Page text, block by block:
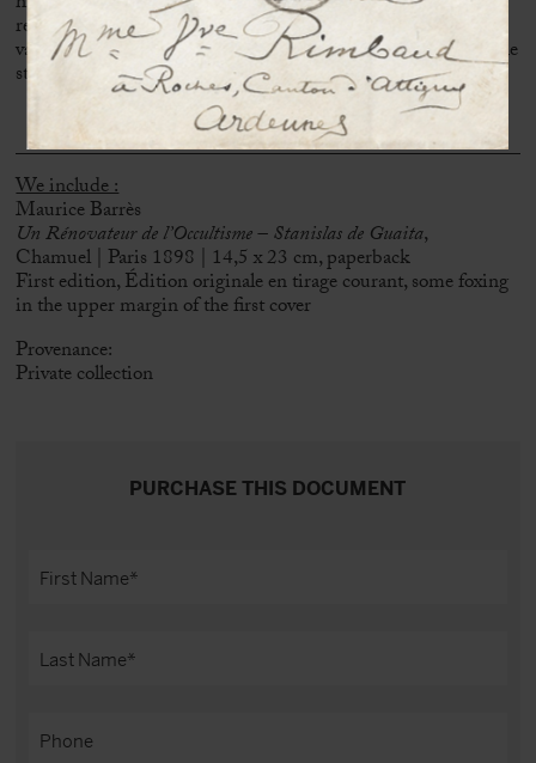
reputation for himself with naturalist plays that depict
vagrants, Apaches, and prostitutes speaking the language of the
streets.
We include :
Maurice Barrès
Un Rénovateur de l’Occultisme – Stanislas de Guaita,
Chamuel | Paris 1898 | 14,5 x 23 cm, paperback
First edition, Édition originale en tirage courant, some foxing
in the upper margin of the first cover
Provenance:
Private collection
PURCHASE THIS DOCUMENT